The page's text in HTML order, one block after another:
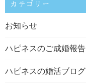
カテゴリー
お知らせ
ハピネスのご成婚報告
ハピネスの婚活ブログ